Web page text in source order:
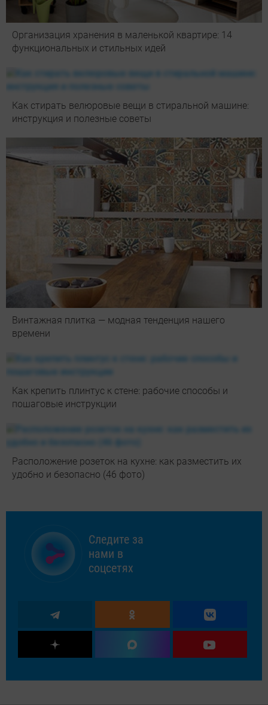
Организация хранения в маленькой квартире: 14
функциональных и стильных идей
Как стирать велюровые вещи в стиральной машине:
инструкция и полезные советы
Винтажная плитка — модная тенденция нашего
времени
Как крепить плинтус к стене: рабочие способы и
пошаговые инструкции
Расположение розеток на кухне: как разместить их
удобно и безопасно (46 фото)
Следите за
нами в
соцсетях